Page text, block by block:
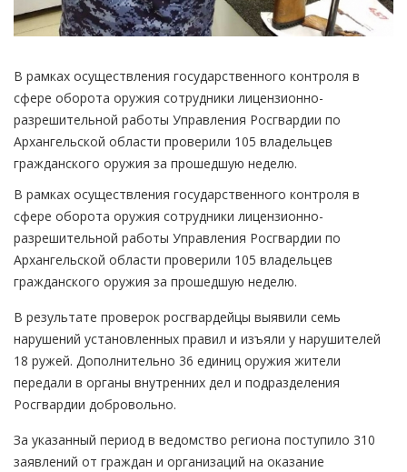
В рамках осуществления государственного контроля в
сфере оборота оружия сотрудники лицензионно-
разрешительной работы Управления Росгвардии по
Архангельской области проверили 105 владельцев
гражданского оружия за прошедшую неделю.
В рамках осуществления государственного контроля в
сфере оборота оружия сотрудники лицензионно-
разрешительной работы Управления Росгвардии по
Архангельской области проверили 105 владельцев
гражданского оружия за прошедшую неделю.
В результате проверок росгвардейцы выявили семь
нарушений установленных правил и изъяли у нарушителей
18 ружей. Дополнительно 36 единиц оружия жители
передали в органы внутренних дел и подразделения
Росгвардии добровольно.
За указанный период в ведомство региона поступило 310
заявлений от граждан и организаций на оказание